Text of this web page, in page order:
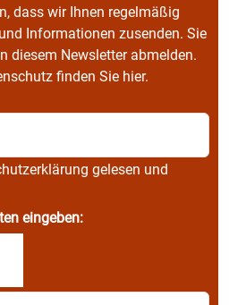
dass wir Ihnen regelmäßig
Informationen zusenden. Sie
diesem Newsletter abmelden.
finden Sie hier.
gelesen und
eingeben: